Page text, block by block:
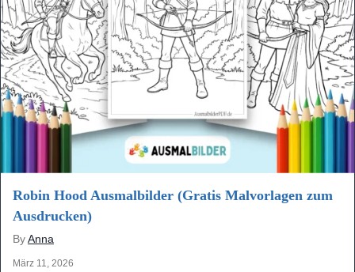
Robin Hood Ausmalbilder (Gratis Malvorlagen zum
Ausdrucken)
ByAnna
März 11, 2026